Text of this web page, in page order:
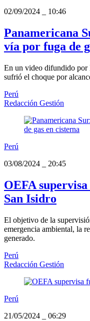
02/09/2024
10:46
Panamericana
vía por fuga de
En un video difundido por
sufrió el choque por
Perú
Redacción Gestión
Perú
03/08/2024
20:45
OEFA
San Isidro
El objetivo de la
emergencia ambiental, la
generado.
Perú
Redacción Gestión
Perú
21/05/2024
06:29